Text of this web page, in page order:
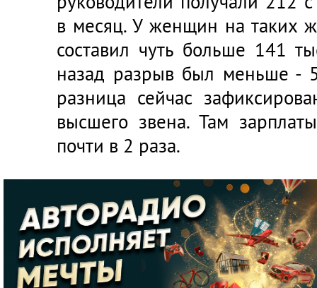
в месяц. У женщин на таких
составил чуть больше 141
назад разрыв был меньше -
разница сейчас
высшего звена. Там
почти в 2 раза.